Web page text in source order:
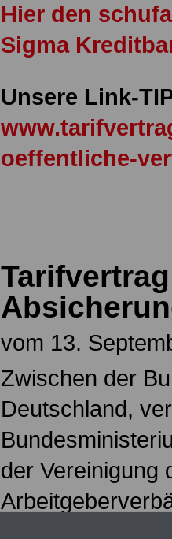
Hier den
Sigma
Unsere Link-
oeffentliche-
vom 13.
Zwischen der
Deutschland,
der Vereinigung